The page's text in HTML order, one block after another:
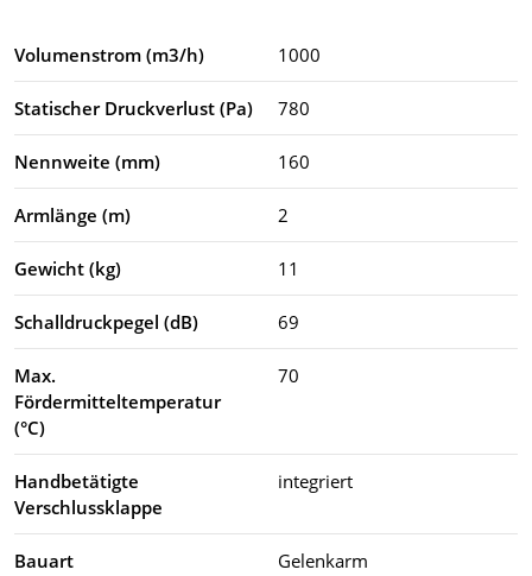
Volumenstrom (m3/h) 1000
Statischer Druckverlust (Pa) 780
Nennweite (mm) 160
Armlänge (m) 2
Gewicht (kg) 11
Schalldruckpegel (dB) 69
Max.
Fördermitteltemperatur
(°C)
70
Handbetätigte
Verschlussklappe
integriert
Bauart Gelenkarm